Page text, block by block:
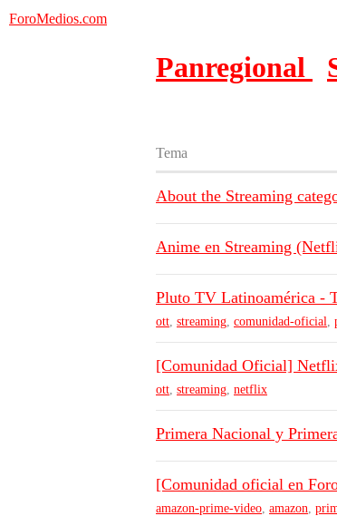
ForoMedios.com
Panregional
Tema
About the Streaming
Anime en Streaming
Pluto TV Latinoamérica -
ott, streaming, comunidad-oficial,
[Comunidad Oficial]
ott, streaming, netflix
Primera Nacional y
[Comunidad oficial en
amazon-prime-video, amazon,